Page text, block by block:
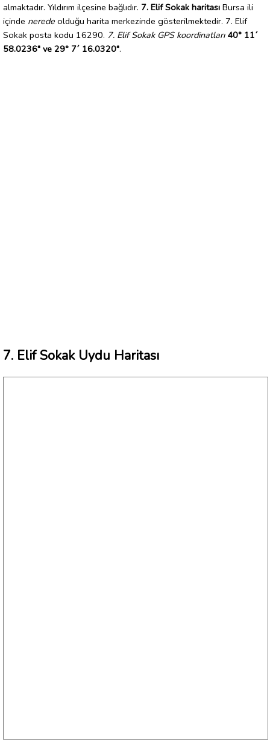
almaktadır. Yıldırım ilçesine bağlıdır. 7. Elif Sokak haritası Bursa ili
içinde nerede olduğu harita merkezinde gösterilmektedir. 7. Elif
Sokak posta kodu 16290. 7. Elif Sokak GPS koordinatları 40° 11´
58.0236" ve 29° 7´ 16.0320".
7. Elif Sokak Uydu Haritası